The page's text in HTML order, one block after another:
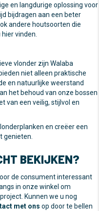
en langdurige oplossing voor
bijdragen aan een beter
andere houtsoorten die
hiervinden.
vlonder zijn Walaba
niet alleen praktische
en natuurlijke weerstand
het behoud van onze bossen
van een veilig, stijlvol en
en creëer een
genieten.
BEKIJKEN?
de consument interessant
in onze winkel om
Kunnen we u nog
met ons op door te bellen